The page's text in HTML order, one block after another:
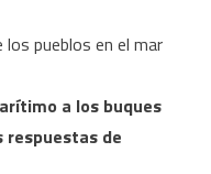
los pueblos en el mar
a los buques
respuestas de